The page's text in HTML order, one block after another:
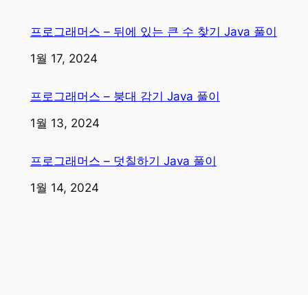
프로그래머스 – 뒤에 있는 큰 수 찾기 Java 풀이
일자
1월 17, 2024
프로그래머스 – 붕대 감기 Java 풀이
일자
1월 13, 2024
프로그래머스 – 덧칠하기 Java 풀이
일자
1월 14, 2024